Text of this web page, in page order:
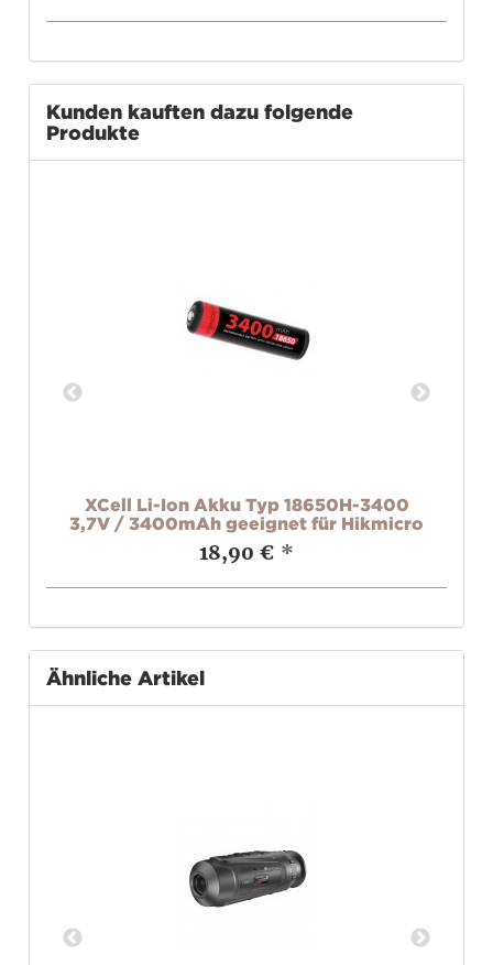
Kunden kauften dazu folgende
Produkte
XCell Li-Ion Akku Typ 18650H-3400
3,7V / 3400mAh geeignet für Hikmicro
18,90 € *
Ähnliche Artikel